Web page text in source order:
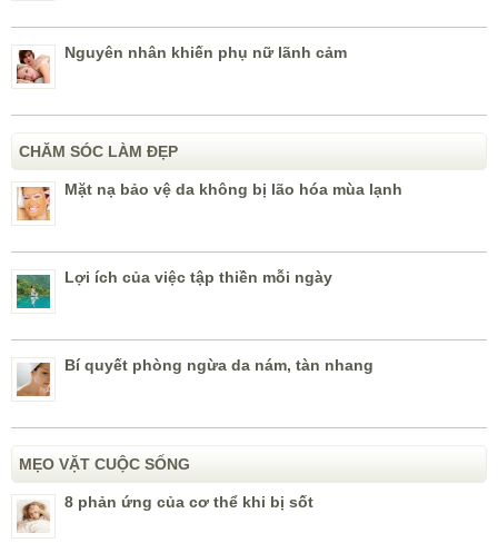
Nguyên nhân khiến phụ nữ lãnh cảm
CHĂM SÓC LÀM ĐẸP
Mặt nạ bảo vệ da không bị lão hóa mùa lạnh
Lợi ích của việc tập thiền mỗi ngày
Bí quyết phòng ngừa da nám, tàn nhang
MẸO VẶT CUỘC SỐNG
8 phản ứng của cơ thể khi bị sốt